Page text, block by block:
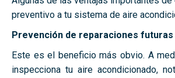
preventivo a tu sistema de aire
Prevención de reparaciones futuras
Este es el beneficio más obvio. A
inspecciona tu aire acondicionado,